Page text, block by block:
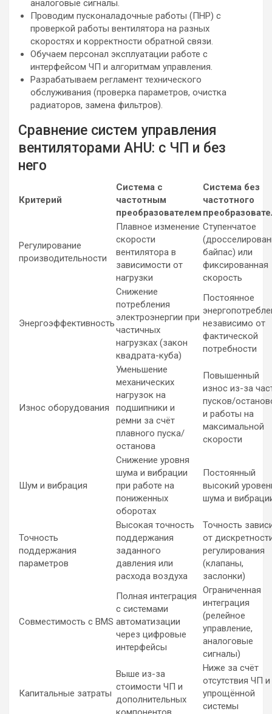
аналоговые сигналы.
Проводим пусконаладочные работы (ПНР) с
проверкой работы вентилятора на разных
скоростях и корректности обратной связи.
Обучаем персонал эксплуатации работе с
интерфейсом ЧП и алгоритмам управления.
Разрабатываем регламент технического
обслуживания (проверка параметров, очистка
радиаторов, замена фильтров).
Сравнение систем управления
вентиляторами AHU: с ЧП и без
него
Критерий
Система с
частотным
преобразователем
Система без
частотного
Регулирование
производительности
Плавное изменение
скорости
вентилятора в
зависимости от
нагрузки
Ступенчатое
байпас) или
фиксированная
скорость
Энергоэффективность
Снижение
потребления
электроэнергии при
частичных
нагрузках (закон
квадрата-куба)
Постоянное
независимо от
фактической
потребности
Износ оборудования
Уменьшение
механических
нагрузок на
подшипники и
ремни за счёт
плавного пуска/
останова
Повышенный
износ из-за
пусков/
и работы на
максимальной
скорости
Шум и вибрация
Снижение уровня
шума и вибрации
при работе на
пониженных
оборотах
Постоянный
высокий
шума и
Точность
поддержания
параметров
Высокая точность
поддержания
заданного
давления или
расхода воздуха
Точность
от
регулирования
(клапаны,
заслонки)
Совместимость с BMS
Полная интеграция
с системами
автоматизации
через цифровые
интерфейсы
Ограниченная
интеграция
(релейное
управление,
аналоговые
сигналы)
Капитальные затраты
Выше из-за
стоимости ЧП и
дополнительных
Ниже за счёт
отсутствия ЧП и
упрощённой
системы